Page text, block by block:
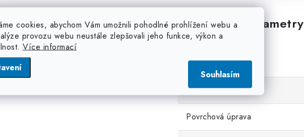
cookies, abychom Vám umožnili pohodlné prohlížení webu a
provozu webu neustále zlepšovali jeho funkce, výkon a
Více informací
Souhlasím
Doplňkové parametry
Kategorie
Materiál
Povrchová úprava